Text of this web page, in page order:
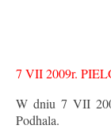
7 VII 2009r.
W dniu 7 VII
Podhala.